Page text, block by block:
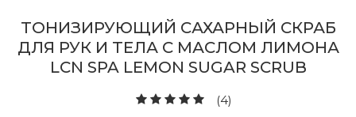
ТОНИЗИРУЮЩИЙ САХАРНЫЙ СКРАБ
ДЛЯ РУК И ТЕЛА С МАСЛОМ ЛИМОНА
LCN SPA LEMON SUGAR SCRUB
(4)